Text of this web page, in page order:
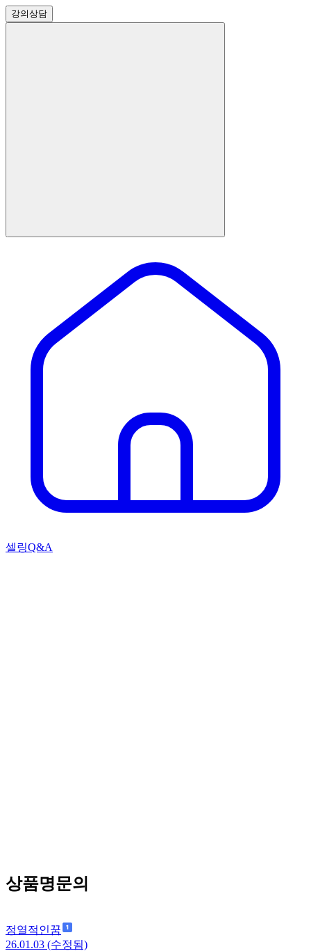
강의상담
셀링Q&A
상품명문의
정열적인꿈
26.01.03 (수정됨)